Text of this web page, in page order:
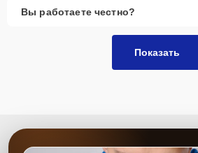
Вы работаете честно?
Показать